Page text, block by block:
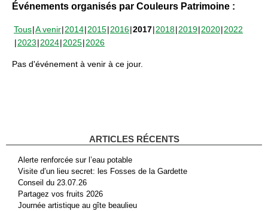
Événements organisés par Couleurs Patrimoine :
Tous A venir 2014 2015 2016 2017 2018 2019 2020 2022
2023 2024 2025 2026
Pas d'événement à venir à ce jour.
ARTICLES RÉCENTS
Alerte renforcée sur l’eau potable
Visite d’un lieu secret: les Fosses de la Gardette
Conseil du 23.07.26
Partagez vos fruits 2026
Journée artistique au gîte beaulieu